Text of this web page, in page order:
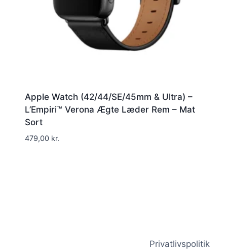
Apple Watch (42/44/SE/45mm & Ultra) –
L’Empiri™ Verona Ægte Læder Rem – Mat
Sort
479,00 kr.
Privatlivspolitik